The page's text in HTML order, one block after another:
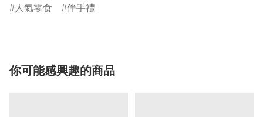
人氣零食 伴手禮
你可能感興趣的商品